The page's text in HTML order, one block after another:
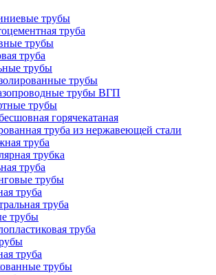
трубы
труба
трубы
труба
трубы
трубы
трубы ВГП
трубы
горячекатаная
труба из нержавеющей стали
труба
трубка
труба
трубы
труба
труба
трубы
труба
труба
трубы